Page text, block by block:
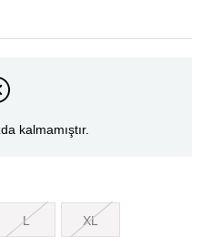
kalmamıştır.
L XL